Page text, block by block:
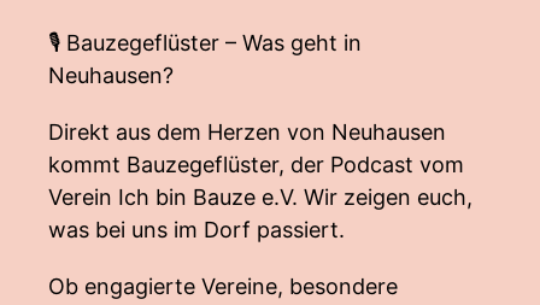
🎙 Bauzegeflüster – Was geht in
Neuhausen?
Direkt aus dem Herzen von Neuhausen
kommt Bauzegeflüster, der Podcast vom
Verein Ich bin Bauze e.V. Wir zeigen euch,
was bei uns im Dorf passiert.
Ob engagierte Vereine, besondere